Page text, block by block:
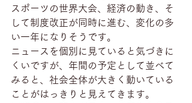
スポーツの世界大会、経済の動き、そ
して制度改正が同時に進む、変化の多
い一年になりそうです。
ニュースを個別に見ていると気づきに
くいですが、年間の予定として並べて
みると、社会全体が大きく動いている
ことがはっきりと見えてきます。